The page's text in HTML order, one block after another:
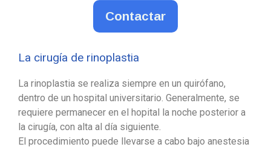
Contactar
La cirugía de rinoplastia
La rinoplastia se realiza siempre en un quirófano,
dentro de un hospital universitario. Generalmente, se
requiere permanecer en el hopital la noche posterior a
la cirugía, con alta al día siguiente.
El procedimiento puede llevarse a cabo bajo anestesia